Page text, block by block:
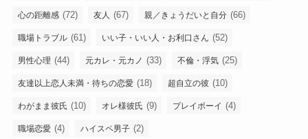
心の距離感 (72) 友人 (67) 親／きょうだいと自分 (66)
職場トラブル (61) いい子・いい人・お利口さん (52)
男性心理 (44) 元カレ・元カノ (33) 不倫・浮気 (25)
友達以上恋人未満・待ちの恋愛 (18) 超自立の彼 (10)
わがまま彼氏 (10) オレ様彼氏 (9) プレイボーイ (4)
職場恋愛 (4) ハイスペ男子 (2)